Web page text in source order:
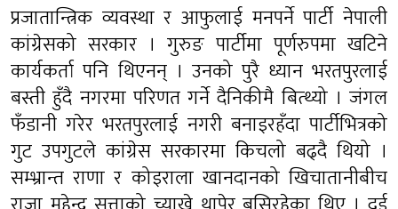
प्रजातान्त्रिक व्यवस्था र आफुलाई मनपर्ने पार्टी नेपाली
कांग्रेसको सरकार । गुरुङ पार्टीमा पूर्णरुपमा खटिने
कार्यकर्ता पनि थिएनन् । उनको पुरै ध्यान भरतपुरलाई
बस्ती हुँदै नगरमा परिणत गर्ने दैनिकीमै बित्थ्यो । जंगल
फँडानी गरेर भरतपुरलाई नगरी बनाइरहँदा पार्टीभित्रको
गुट उपगुटले कांग्रेस सरकारमा किचलो बढ्दै थियो ।
सम्भ्रान्त राणा र कोइराला खानदानको खिचातानीबीच